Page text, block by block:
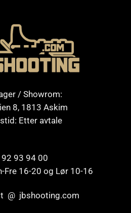
/ Showrom:
8, 1813 Askim
Etter avtale
93 94 00
Fre 16-20 og Lør 10-16
@ jbshooting.com